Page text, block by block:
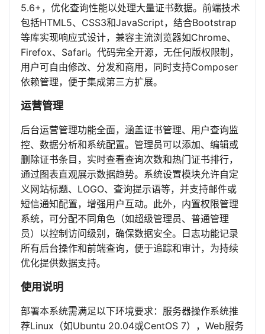
5.6+，优化查询性能以处理大量证书数据。前端技术
包括HTML5、CSS3和JavaScript，结合Bootstrap
等库实现响应式设计，兼容主流浏览器如Chrome、
Firefox、Safari。代码完全开源，无任何版权限制，
用户可自由修改、分发和商用，同时支持Composer
依赖管理，便于集成第三方扩展。
运营管理
后台运营管理功能全面，涵盖证书管理、用户查询监
控、数据分析和系统配置。管理员可以添加、编辑或
删除证书条目，实时查看查询次数和热门证书排行，
通过图表直观展示数据趋势。系统设置模块允许自定
义网站标题、LOGO、查询提示语等，并支持邮件或
短信通知配置，增强用户互动。此外，内置权限管理
系统，可分配不同角色（如超级管理员、普通管理
员）以控制访问级别，确保数据安全。日志功能记录
所有后台操作和前端查询，便于追踪和审计，为持续
优化提供数据支持。
使用说明
部署本系统需满足以下环境要求：服务器操作系统推
荐Linux（如Ubuntu 20.04或CentOS 7），Web服务